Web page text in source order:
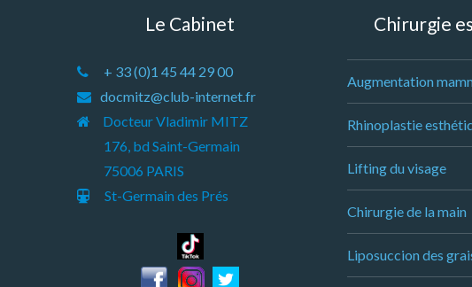
Le Cabinet
+ 33 (0)1 45 44 29 00
docmitz@club-internet.fr
Docteur Vladimir MITZ
176, bd Saint-Germain
75006 PARIS
St-Germain des Prés
Chirurgie
Augmentation
Rhinoplastie
Lifting du visage
Chirurgie de la main
Liposuccion des